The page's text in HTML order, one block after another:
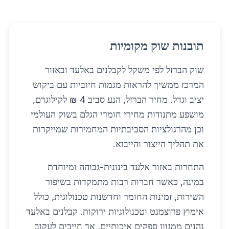
תובנות שוק מקומיות
שוק הברזל לפי משקל לקבלנים באלעד ובאזור
המרכז ממשיך להראות מגמות חיוביות עם ביקוש
יציב וגדל. מחיר הברזל, הנע סביב 4 ₪ לקילוגרם,
מושפע מתנודות מחירי חומרי הגלם בשוק העולמי
וכן מהרגולציות הסביבתיות המחמירות שמייקרות
את תהליך הייצור והייבוא.
התחרות באזור אלעד בינונית-גבוהה ומיוחדת
במינה, כאשר חברות רבות מתמקדות בשיפור
השירות, זמינות החומר וחדשנות טכנולוגית, כולל
אימוץ פרוצמנט וטכנולוגיות ירוקות. קבלנים באלעד
נהנים ממגוון ספקים איכותיים, אך חייבים לעקוב